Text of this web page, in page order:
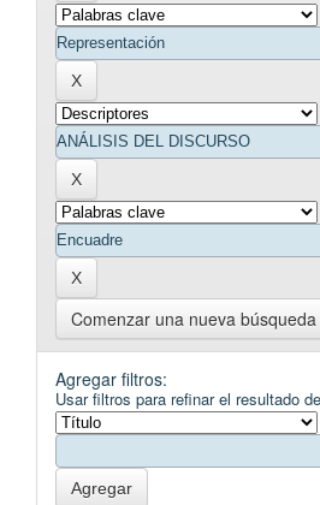
Comenzar una nueva búsqueda
Agregar filtros:
Usar filtros para refinar el resultado